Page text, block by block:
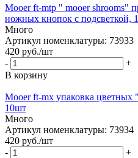
Mooer ft-mtp " mooer shrooms"
ножных кнопок с подсветкой,
Много
Артикул номенклатуры: 73933
420 руб./шт
-
+
В корзину
Mooer ft-mx упаковка
10шт
Много
Артикул номенклатуры: 73934
420 руб./шт
-
+